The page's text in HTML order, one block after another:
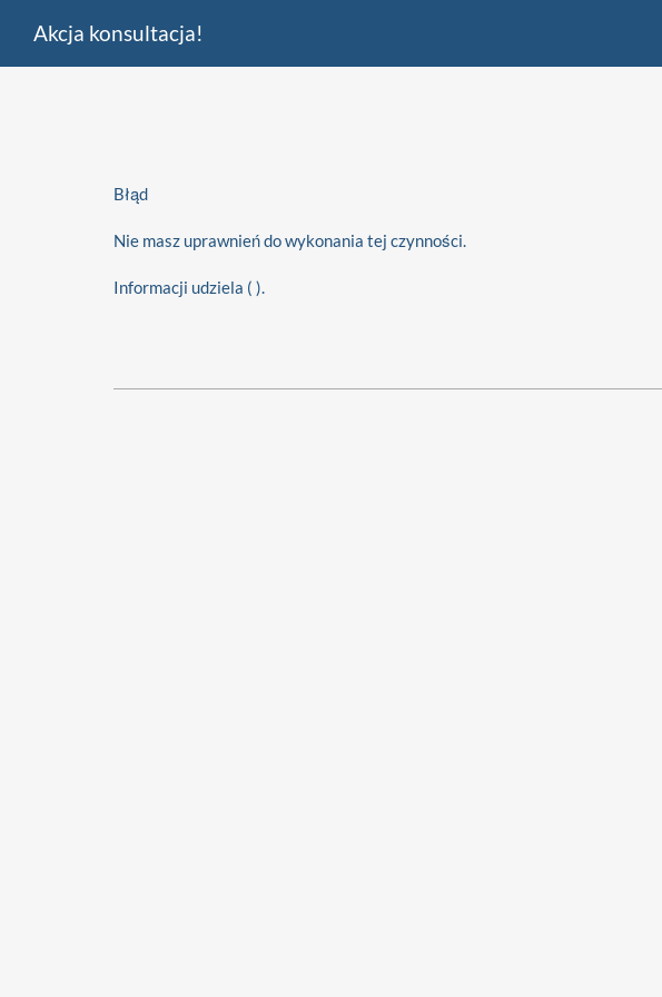
Akcja konsultacja!
Błąd
Nie masz uprawnień do wykonania tej czynności.
Informacji udziela ( ).